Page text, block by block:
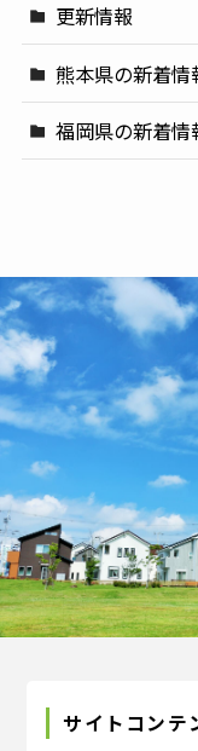
更新情報
熊本県の新着情
福岡県の新着情
サイトコンテ